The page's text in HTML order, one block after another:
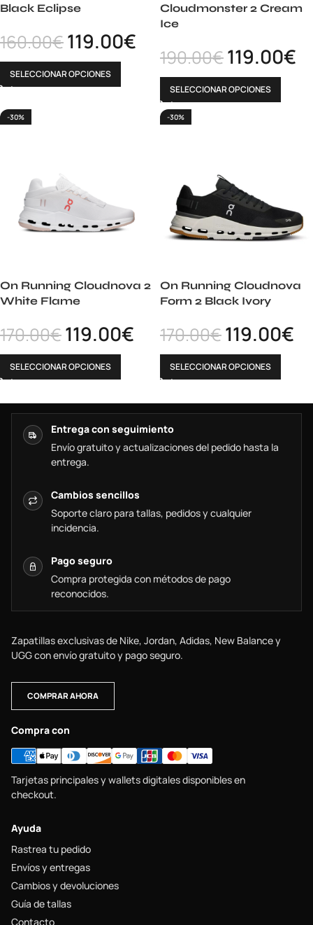
Black Eclipse
160.00€119.00€
SELECCIONAR OPCIONES
Cloudmonster 2 Cream
Ice
190.00€119.00€
SELECCIONAR OPCIONES
-30%
On Running Cloudnova 2
White Flame
170.00€119.00€
SELECCIONAR OPCIONES
-30%
On Running Cloudnova
Form 2 Black Ivory
170.00€119.00€
SELECCIONAR OPCIONES
Entrega con seguimiento
Envío gratuito y actualizaciones del pedido hasta la
entrega.
Cambios sencillos
Soporte claro para tallas, pedidos y cualquier
incidencia.
Pago seguro
Compra protegida con métodos de pago
reconocidos.
Zapatillas exclusivas de Nike, Jordan, Adidas, New Balance y
UGG con envío gratuito y pago seguro.
COMPRAR AHORA
Compra con
Tarjetas principales y wallets digitales disponibles en
checkout.
Ayuda
Rastrea tu pedido
Envíos y entregas
Cambios y devoluciones
Guía de tallas
Contacto